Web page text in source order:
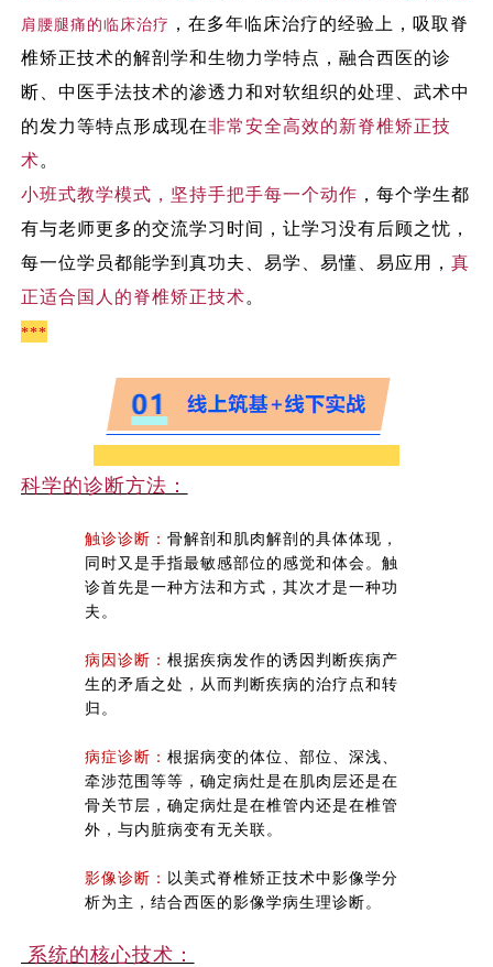
肩腰腿痛的临床治疗 ，在多年临床治疗的经验上，吸取脊
椎矫正技术的解剖学和生物力学特点，融合西医的诊
断、中医手法技术的渗透力和对软组织的处理、武术中
的发力等特点形成现在非常安全高效的新脊椎矫正技
术。
小班式教学模式，坚持手把手每一个动作 ，每个学生都
有与老师更多的交流学习时间，让学习没有后顾之忧，
每一位学员都能学到真功夫、易学、易懂、易应用， 真
正适合国人的脊椎矫正技术。
***
科学的诊断方法：
触诊诊断： 骨解剖和肌肉解剖的具体体现，
同时又是手指最敏感部位的感觉和体会。触
诊首先是一种方法和方式，其次才是一种功
夫。
病因诊断： 根据疾病发作的诱因判断疾病产
生的矛盾之处，从而判断疾病的治疗点和转
归。
病症诊断： 根据病变的体位、部位、深浅、
牵涉范围等等，确定病灶是在肌肉层还是在
骨关节层，确定病灶是在椎管内还是在椎管
外，与内脏病变有无关联。
影像诊断： 以美式脊椎矫正技术中影像学分
析为主，结合西医的影像学病生理诊断。
系统的核心技术：